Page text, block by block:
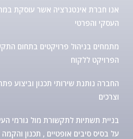
העסקי והפרטי
הפרויקט ללקוח
החברה נותנת שירותי תכנון וביצוע
וצרכים
בניית תשתיות לתקשורת מול גורמי
על בסיס סיבים אופטיים , תכנון